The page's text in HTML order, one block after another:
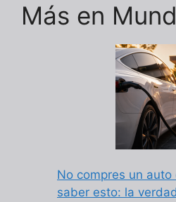
Más en
No compres un
saber esto: la